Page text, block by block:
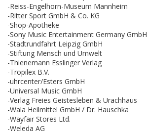
-Reiss-Engelhorn-Museum Mannheim
-Ritter Sport GmbH & Co. KG
-Shop-Apotheke
-Sony Music Entertainment Germany GmbH
-Stadtrundfahrt Leipzig GmbH
-Stiftung Mensch und Umwelt
-Thienemann Esslinger Verlag
-Tropilex B.V.
-uhrcenter/Esters GmbH
-Universal Music GmbH
-Verlag Freies Geistesleben & Urachhaus
-Wala Heilmittel GmbH / Dr. Hauschka
-Wayfair Stores Ltd.
-Weleda AG